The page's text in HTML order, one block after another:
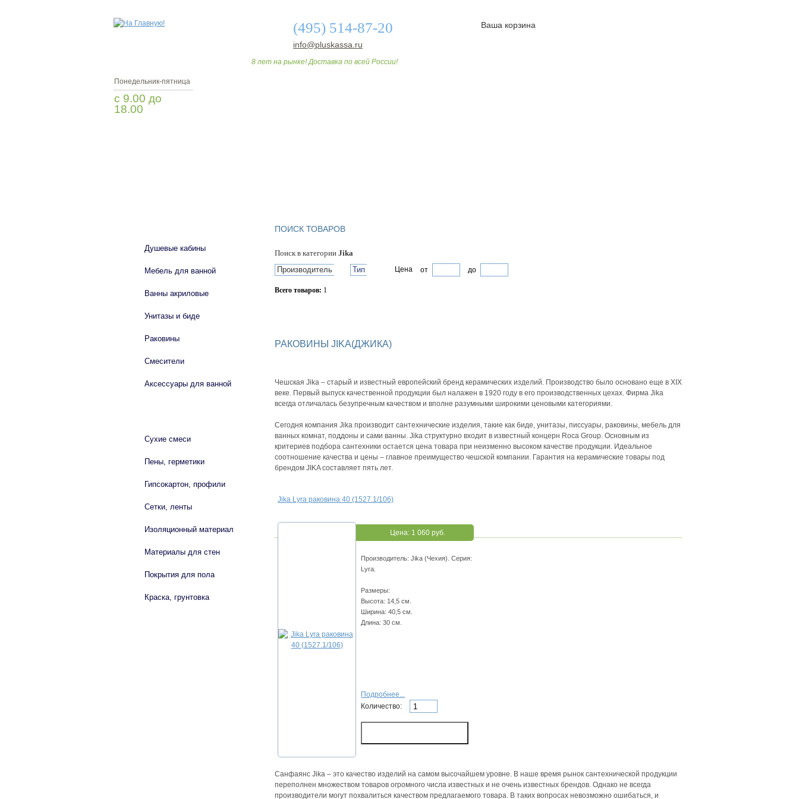
(495) 514-87-20
info@pluskassa.ru
8 лет на рынке! Доставка по всей России!
Ваша корзина
Понедельник-пятница
с 9.00 до
18.00
ПОИСК ТОВАРОВ
Поиск в категории Jika
Производитель
Тип Цена от до
Всего товаров: 1
РАКОВИНЫ JIKA(ДЖИКА)
Чешская Jika – старый и известный европейский бренд керамических изделий. Производство было основано еще в XIX
веке. Первый выпуск качественной продукции был налажен в 1920 году в его производственных цехах. Фирма Jika
всегда отличалась безупречным качеством и вполне разумными широкими ценовыми категориями.
Сегодня компания Jika производит сантехнические изделия, такие как биде, унитазы, писсуары, раковины, мебель для
ванных комнат, поддоны и сами ванны. Jika структурно входит в известный концерн Roca Group. Основным из
критериев подбора сантехники остается цена товара при неизменно высоком качестве продукции. Идеальное
соотношение качества и цены – главное преимущество чешской компании. Гарантия на керамические товары под
брендом JIKA составляет пять лет.
Jika Lyra раковина 40 (1527.1/106)
Цена: 1 060 руб.
Производитель: Jika (Чехия). Серия:
Lyra.
Размеры:
Высота: 14,5 см.
Ширина: 40,5 см.
Длина: 30 см.
Подробнее...
Количество:
Cанфаянс Jika – это качество изделий на самом высочайшем уровне. В наше время рынок сантехнической продукции
переполнен множеством товаров огромного числа известных и не очень известных брендов. Однако не всегда
производители могут похвалиться качеством предлагаемого товара. В таких вопросах невозможно ошибаться, и
Душевые кабины
Мебель для ванной
Ванны акриловые
Унитазы и биде
Раковины
Смесители
Аксессуары для ванной
Сухие смеси
Пены, герметики
Гипсокартон, профили
Сетки, ленты
Изоляционный материал
Материалы для стен
Покрытия для пола
Краска, грунтовка